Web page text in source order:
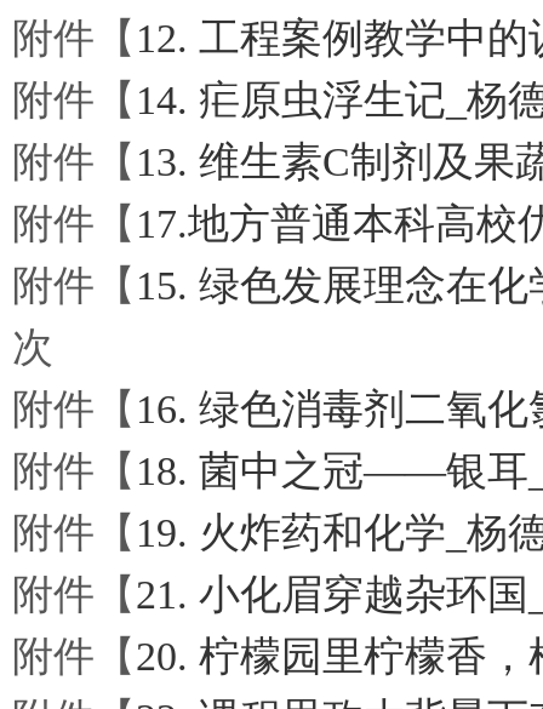
附件【 12. 工程案例教学中
附件【 14. 疟原虫浮生记_杨
附件【 13. 维生素C制剂及果
附件【 17.地方普通本科高校
附件【 15. 绿色发展理念在
次
附件【 16. 绿色消毒剂二氧
附件【 18. 菌中之冠——银耳
附件【 19. 火炸药和化学_杨
附件【21. 小化眉穿越杂环国
附件【20. 柠檬园里柠檬香